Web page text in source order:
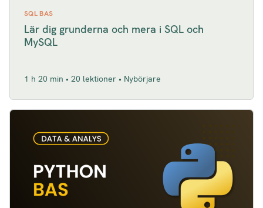
SQL BAS
Lär dig grunderna och mera i SQL och
MySQL
1 h 20 min • 20 lektioner • Nybörjare